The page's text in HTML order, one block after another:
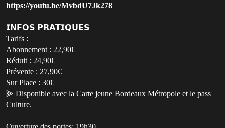
https://youtu.be/MvbdU7Jk278
𝗜𝗡𝗙𝗢𝗦 𝗣𝗥𝗔𝗧𝗜𝗤𝗨𝗘𝗦
Tarifs :
Abonnement : 22,90€
Réduit : 24,90€
Prévente : 27,90€
Sur Place : 30€
⫸ Disponible avec la Carte jeune Bordeaux Métropole et le pass
Culture.